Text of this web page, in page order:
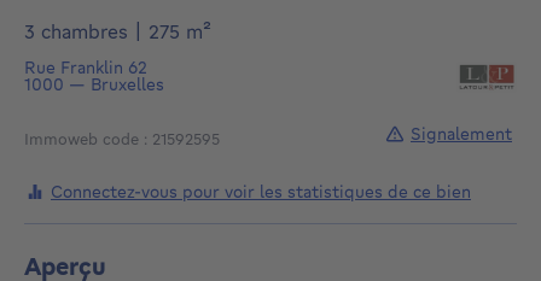
3 chambres
275 m²
Rue Franklin 62
1000 — Bruxelles
Immoweb code : 21592595
Connectez-vous pour voir les statistiques de ce bien
Signalement
Aperçu